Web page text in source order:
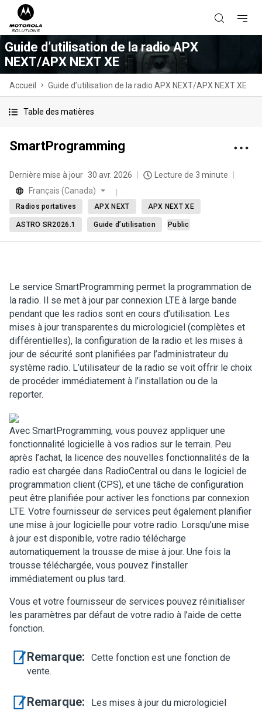
Guide d’utilisation de la radio APX
NEXT/APX NEXT XE
Accueil Guide d’utilisation de la radio APX NEXT/APX NEXT XE
Table des matières
SmartProgramming
Dernière mise à jour 30 avr. 2026
Lecture de 3 minute
Français (Canada)
Radios portatives APX NEXT APX NEXT XE
ASTRO SR2026.1 Guide d’utilisation Public
Le service SmartProgramming permet la programmation de
la radio. Il se met à jour par connexion LTE à large bande
pendant que les radios sont en cours d’utilisation. Les
mises à jour transparentes du micrologiciel (complètes et
différentielles), la configuration de la radio et les mises à
jour de sécurité sont planifiées par l’administrateur du
système radio. L’utilisateur de la radio se voit offrir le choix
de procéder immédiatement à l’installation ou de la
reporter.
Avec SmartProgramming, vous pouvez appliquer une
fonctionnalité logicielle à vos radios sur le terrain. Peu
après l’achat, la licence des nouvelles fonctionnalités de la
radio est chargée dans RadioCentral ou dans le logiciel de
programmation client (CPS), et une tâche de configuration
peut être planifiée pour activer les fonctions par connexion
LTE. Votre fournisseur de services peut également planifier
une mise à jour logicielle pour votre radio. Lorsqu’une mise
à jour est disponible, votre radio télécharge
automatiquement la trousse de mise à jour. Une fois la
trousse téléchargée, vous pouvez l’installer
immédiatement ou plus tard.
Vous et votre fournisseur de services pouvez réinitialiser
les paramètres par défaut de votre radio à l’aide de cette
fonction.
Remarque:
Cette fonction est une fonction de
vente.
Remarque:
Les mises à jour du micrologiciel